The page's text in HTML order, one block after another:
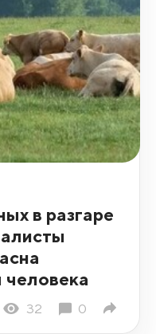
в разгаре
человека
32 0